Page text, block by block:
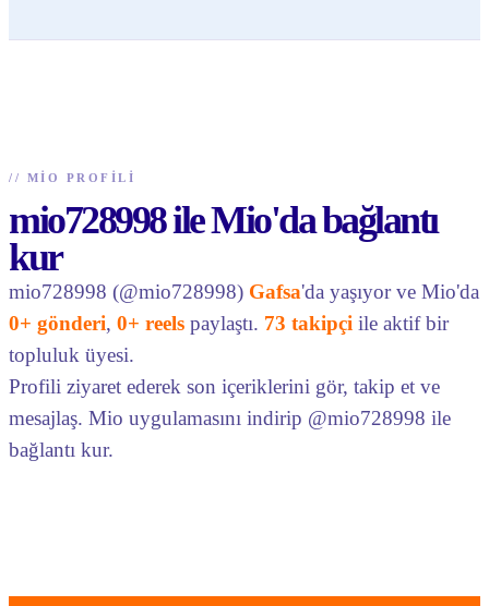
// MIO PROFILI
mio728998 ile Mio'da bağlantı
kur
mio728998 (@mio728998) Gafsa'da yaşıyor ve Mio'da
0+ gönderi, 0+ reels paylaştı. 73 takipçi ile aktif bir
topluluk üyesi.
Profili ziyaret ederek son içeriklerini gör, takip et ve
mesajlaş. Mio uygulamasını indirip @mio728998 ile
bağlantı kur.